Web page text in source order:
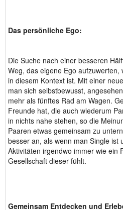
Das persönliche Ego:
Die Suche nach einer besseren
Weg, das eigene Ego
in diesem Kontext ist. Mit einer
man sich selbstbewusst,
mehr als fünftes Rad am Wagen.
Freunde hat, die auch wiederum
in nichts nahe stehen, so die
Paaren etwas gemeinsam zu
besser an, als wenn man Single ist
Aktivitäten irgendwo immer wie ein
Gesellschaft dieser fühlt.
Gemeinsam Entdecken und